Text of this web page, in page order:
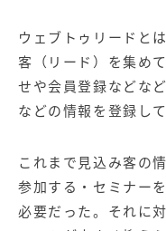
Web制作
マーケティングコンサル
コンテンツ制作
マーケティング基盤の
Leadplus One
ボード
マーケティングサービ
ウェブトゥリードと
客（リード）を集め
せや会員登録などな
などの情報を登録し
これまで見込み客の
参加する・セミナー
必要だった。それに